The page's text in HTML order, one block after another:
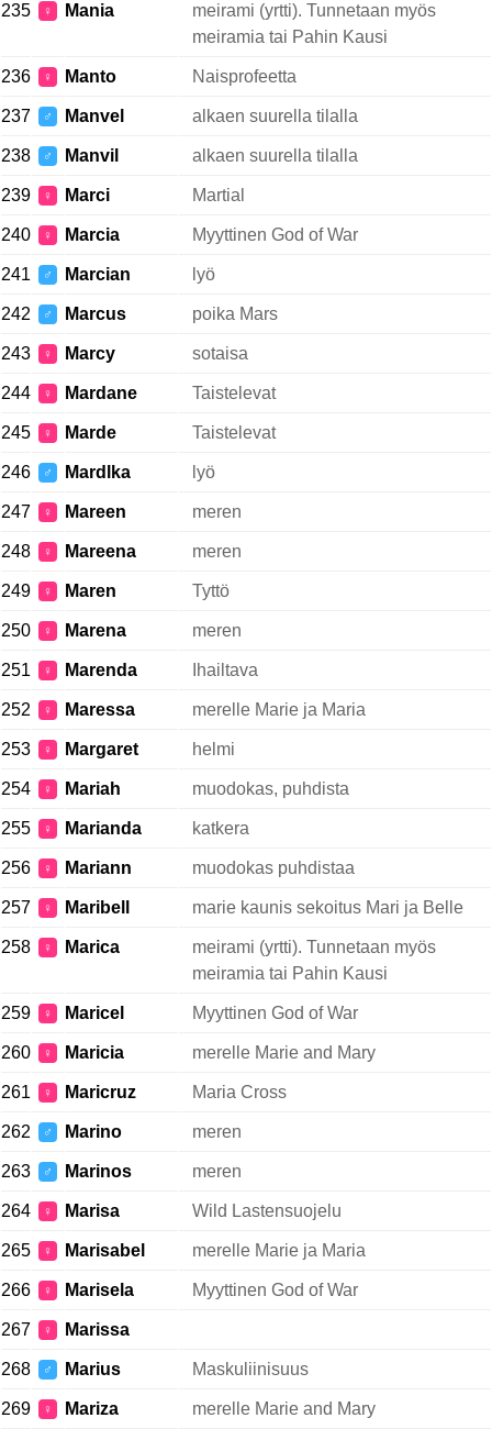
235 ♀ Mania
meirami (yrtti). Tunnetaan myös
meiramia tai Pahin Kausi
236 ♀ Manto Naisprofeetta
237 ♂ Manvel alkaen suurella tilalla
238 ♂ Manvil alkaen suurella tilalla
239 ♀ Marci Martial
240 ♀ Marcia Myyttinen God of War
241 ♂ Marcian lyö
242 ♂ Marcus poika Mars
243 ♀ Marcy sotaisa
244 ♀ Mardane Taistelevat
245 ♀ Marde Taistelevat
246 ♂ Mardlka lyö
247 ♀ Mareen meren
248 ♀ Mareena meren
249 ♀ Maren Tyttö
250 ♀ Marena meren
251 ♀ Marenda Ihailtava
252 ♀ Maressa merelle Marie ja Maria
253 ♀ Margaret helmi
254 ♀ Mariah muodokas, puhdista
255 ♀ Marianda katkera
256 ♀ Mariann muodokas puhdistaa
257 ♀ Maribell marie kaunis sekoitus Mari ja Belle
258 ♀ Marica
meirami (yrtti). Tunnetaan myös
meiramia tai Pahin Kausi
259 ♀ Maricel Myyttinen God of War
260 ♀ Maricia merelle Marie and Mary
261 ♀ Maricruz Maria Cross
262 ♂ Marino meren
263 ♂ Marinos meren
264 ♀ Marisa Wild Lastensuojelu
265 ♀ Marisabel merelle Marie ja Maria
266 ♀ Marisela Myyttinen God of War
267 ♀ Marissa
268 ♂ Marius Maskuliinisuus
269 ♀ Mariza merelle Marie and Mary